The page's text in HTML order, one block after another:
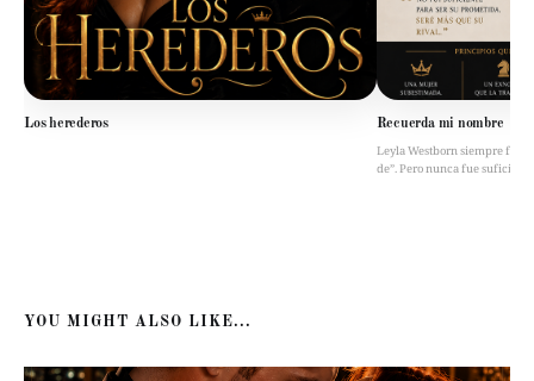
Los herederos Recuerda mi nombre
Leyla Westborn siempre fue
de”. Pero nunca fue
YOU MIGHT ALSO LIKE...